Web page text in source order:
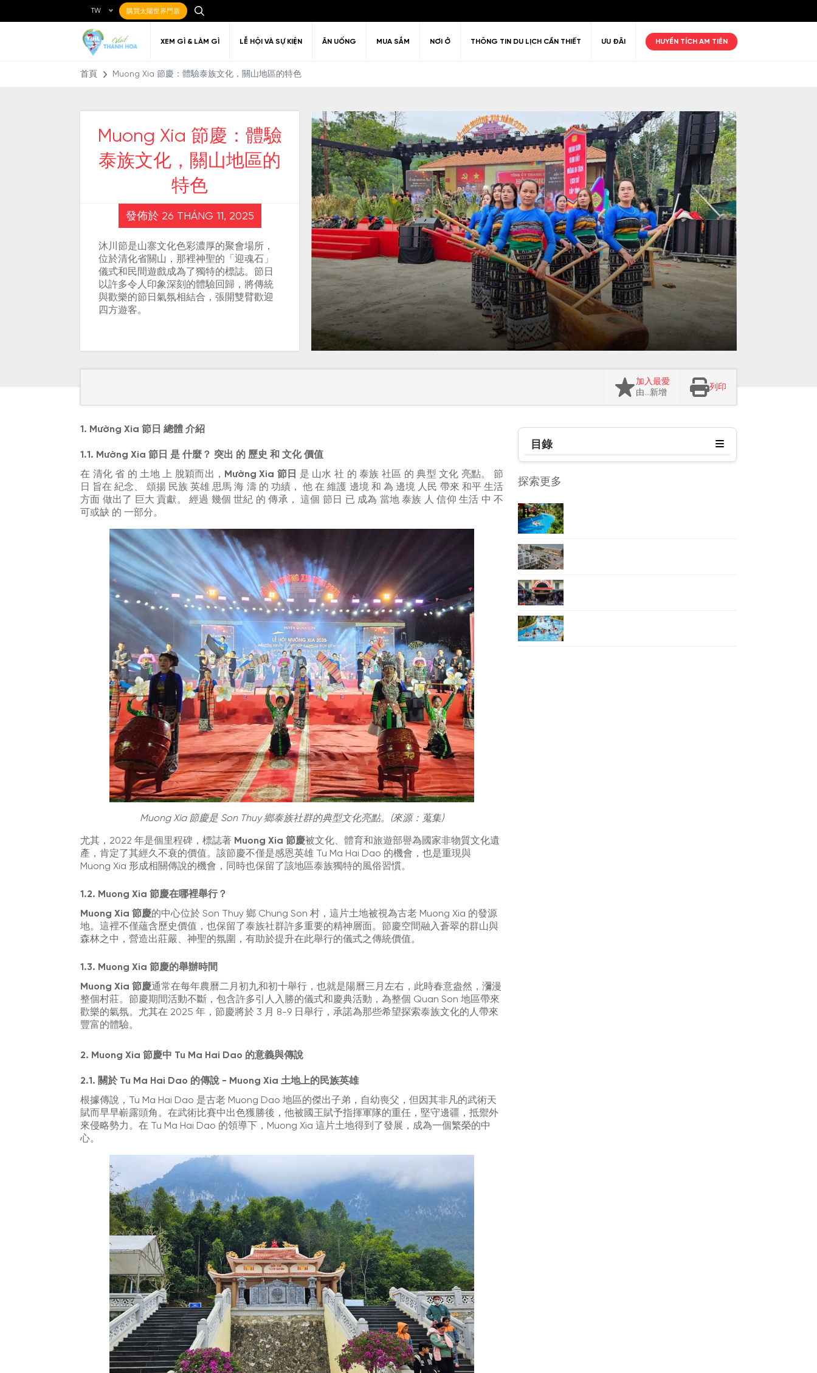
TW 購買太陽世界門票
XEM GÌ & LÀM GÌ LỄ HỘI VÀ SỰ KIỆN ĂN UỐNG MUA SẮM NƠI Ở THÔNG TIN DU LỊCH CẦN THIẾT ƯU ĐÃI HUYỀN TÍCH AM TIÊN
Điểm đến yêu thích Nghệ thuật Lịch sử Kiến trúc Văn hóa Giải trí & Thư giãn Thiên nhiên Golf
Ẩm thực Địa phương Địa điểm ăn uống Giải trí về đêm
Về Thanh Hóa Đi đến Thanh Hóa
Di chuyển quanh
Thanh Hóa
Câu hỏi thường gặp Chính sách thị thực
首頁 Muong Xia 節慶：體驗泰族文化，關山地區的特色
Muong Xia 節慶：體驗
泰族文化，關山地區的
特色
發佈於 26 THÁNG 11, 2025
沐川節是山寨文化色彩濃厚的聚會場所，
位於清化省關山，那裡神聖的「迎魂石」
儀式和民間遊戲成為了獨特的標誌。節日
以許多令人印象深刻的體驗回歸，將傳統
與歡樂的節日氣氛相結合，張開雙臂歡迎
四方遊客。
加入最愛
由…新增
列印
1. Mường Xia 節日 總體 介紹
1.1. Mường Xia 節日 是 什麼？ 突出 的 歷史 和 文化 價值
在 清化 省 的 土地 上 脫穎而出， Mường Xia 節日 是 山水 社 的 泰族 社區 的 典型 文化 亮點。 節
日 旨在 紀念、 頌揚 民族 英雄 思馬 海 濤 的 功績， 他 在 維護 邊境 和 為 邊境 人民 帶來 和平 生活
方面 做出了 巨大 貢獻。 經過 幾個 世紀 的 傳承， 這個 節日 已 成為 當地 泰族 人 信仰 生活 中 不
可或缺 的 一部分。
Muong Xia 節慶是 Son Thuy 鄉泰族社群的典型文化亮點。(來源：蒐集)
尤其，2022 年是個里程碑，標誌著 Muong Xia 節慶被文化、體育和旅遊部譽為國家非物質文化遺
產，肯定了其經久不衰的價值。該節慶不僅是感恩英雄 Tu Ma Hai Dao 的機會，也是重現與
Muong Xia 形成相關傳說的機會，同時也保留了該地區泰族獨特的風俗習慣。
1.2. Muong Xia 節慶在哪裡舉行？
Muong Xia 節慶的中心位於 Son Thuy 鄉 Chung Son 村，這片土地被視為古老 Muong Xia 的發源
地。這裡不僅蘊含歷史價值，也保留了泰族社群許多重要的精神層面。節慶空間融入蒼翠的群山與
森林之中，營造出莊嚴、神聖的氛圍，有助於提升在此舉行的儀式之傳統價值。
1.3. Muong Xia 節慶的舉辦時間
Muong Xia 節慶通常在每年農曆二月初九和初十舉行，也就是陽曆三月左右，此時春意盎然，瀰漫
整個村莊。節慶期間活動不斷，包含許多引人入勝的儀式和慶典活動，為整個 Quan Son 地區帶來
歡樂的氣氛。尤其在 2025 年，節慶將於 3 月 8-9 日舉行，承諾為那些希望探索泰族文化的人帶來
豐富的體驗。
2. Muong Xia 節慶中 Tu Ma Hai Dao 的意義與傳說
2.1. 關於 Tu Ma Hai Dao 的傳說 - Muong Xia 土地上的民族英雄
根據傳說，Tu Ma Hai Dao 是古老 Muong Dao 地區的傑出子弟，自幼喪父，但因其非凡的武術天
賦而早早嶄露頭角。在武術比賽中出色獲勝後，他被國王賦予指揮軍隊的重任，堅守邊疆，抵禦外
來侵略勢力。在 Tu Ma Hai Dao 的領導下，Muong Xia 這片土地得到了發展，成為一個繁榮的中
心。
目錄
探索更多